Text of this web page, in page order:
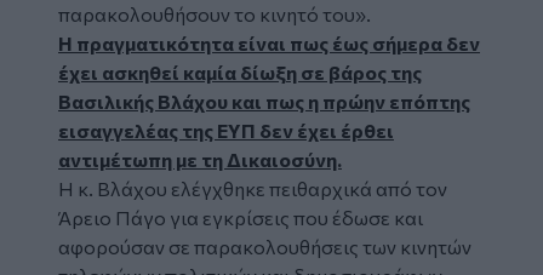
παρακολουθήσουν το κινητό του».
Η πραγματικότητα είναι πως έως σήμερα δεν
έχει ασκηθεί καμία δίωξη σε βάρος της
Βασιλικής Βλάχου και πως η πρώην επόπτης
εισαγγελέας της ΕΥΠ δεν έχει έρθει
αντιμέτωπη με τη Δικαιοσύνη.
Η κ. Βλάχου ελέγχθηκε πειθαρχικά από τον
Άρειο Πάγο για εγκρίσεις που έδωσε και
αφορούσαν σε παρακολουθήσεις των κινητών